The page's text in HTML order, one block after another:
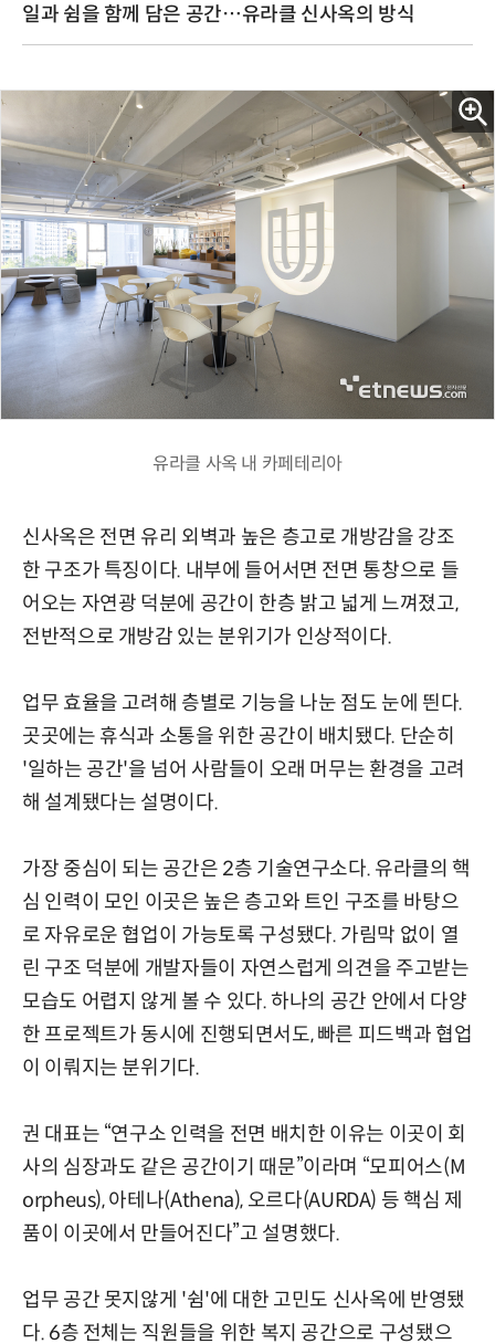
일과 쉼을 함께 담은 공간…유라클 신사옥의 방식
유라클 사옥 내 카페테리아
신사옥은 전면 유리 외벽과 높은 층고로 개방감을 강조
한 구조가 특징이다. 내부에 들어서면 전면 통창으로 들
어오는 자연광 덕분에 공간이 한층 밝고 넓게 느껴졌고,
전반적으로 개방감 있는 분위기가 인상적이다.
업무 효율을 고려해 층별로 기능을 나눈 점도 눈에 띈다.
곳곳에는 휴식과 소통을 위한 공간이 배치됐다. 단순히
'일하는 공간'을 넘어 사람들이 오래 머무는 환경을 고려
해 설계됐다는 설명이다.
가장 중심이 되는 공간은 2층 기술연구소다. 유라클의 핵
심 인력이 모인 이곳은 높은 층고와 트인 구조를 바탕으
로 자유로운 협업이 가능토록 구성됐다. 가림막 없이 열
린 구조 덕분에 개발자들이 자연스럽게 의견을 주고받는
모습도 어렵지 않게 볼 수 있다. 하나의 공간 안에서 다양
한 프로젝트가 동시에 진행되면서도, 빠른 피드백과 협업
이 이뤄지는 분위기다.
권 대표는 “연구소 인력을 전면 배치한 이유는 이곳이 회
사의 심장과도 같은 공간이기 때문”이라며 “모피어스(M
orpheus), 아테나(Athena), 오르다(AURDA) 등 핵심 제
품이 이곳에서 만들어진다”고 설명했다.
업무 공간 못지않게 '쉼'에 대한 고민도 신사옥에 반영됐
다. 6층 전체는 직원들을 위한 복지 공간으로 구성됐으